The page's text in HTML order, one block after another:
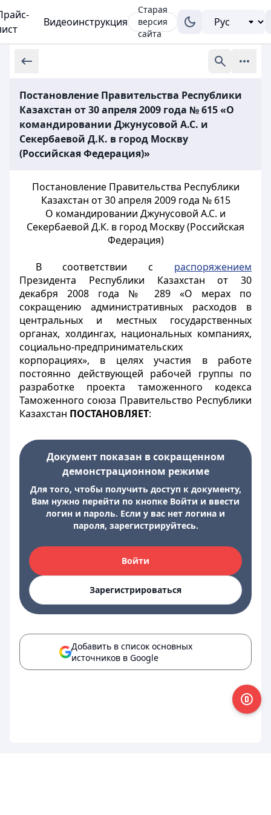
Видеоинструкция
Старая
версия
сайта
Постановление Правительства Республики
Казахстан от 30 апреля 2009 года № 615 «О
командировании Джунусовой А.С. и
Секербаевой Д.К. в город Москву
(Российская Федерация)»
Постановление Правительства Республики
Казахстан от 30 апреля 2009 года № 615
О командировании Джунусовой А.С. и
Секербаевой Д.К. в город Москву (Российская
Федерация)
В соответствии с распоряжением
Президента Республики Казахстан от 30
декабря 2008 года № 289 «О мерах по
сокращению административных расходов в
центральных и местных государственных
органах, холдингах, национальных компаниях,
социально-предпринимательских
корпорациях», в целях участия в работе
постоянно действующей рабочей группы по
разработке проекта таможенного кодекса
Таможенного союза Правительство Республики
Казахстан ПОСТАНОВЛЯЕТ:
Документ показан в сокращенном
демонстрационном режиме
Для того, чтобы получить доступ к документу,
Вам нужно перейти по кнопке Войти и ввести
логин и пароль. Если у вас нет логина и
пароля, зарегистрируйтесь.
Войти
Зарегистрироваться
Добавить в список основных
источников в Google